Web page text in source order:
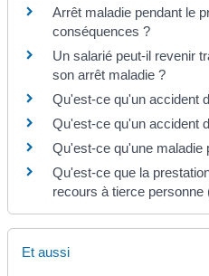
Arrêt maladie pendant le
conséquences ?
Un salarié peut-il revenir
son arrêt maladie ?
Qu'est-ce qu'un accident
Qu'est-ce qu'un accident
Qu'est-ce qu'une maladie
Qu'est-ce que la
recours à tierce personne
Et aussi